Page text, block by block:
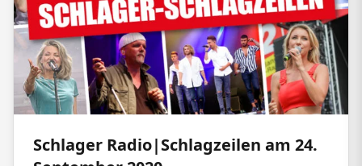
Schlager Radio|Schlagzeilen am 24.